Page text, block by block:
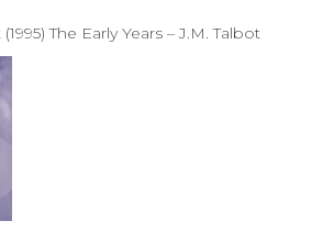
The Early Years – J.M. Talbot